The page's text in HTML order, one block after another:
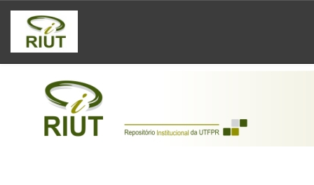
Skip
navigation